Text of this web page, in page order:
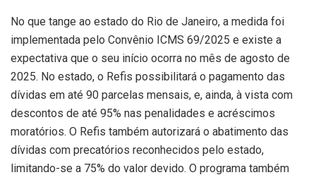
No que tange ao estado do Rio de Janeiro, a medida foi
implementada pelo Convênio ICMS 69/2025 e existe a
expectativa que o seu início ocorra no mês de agosto de
2025. No estado, o Refis possibilitará o pagamento das
dívidas em até 90 parcelas mensais, e, ainda, à vista com
descontos de até 95% nas penalidades e acréscimos
moratórios. O Refis também autorizará o abatimento das
dívidas com precatórios reconhecidos pelo estado,
limitando-se a 75% do valor devido. O programa também